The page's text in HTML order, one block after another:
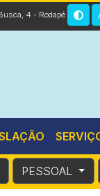
4 - Rodapé
PESSOAL